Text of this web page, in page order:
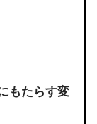
もたらす変